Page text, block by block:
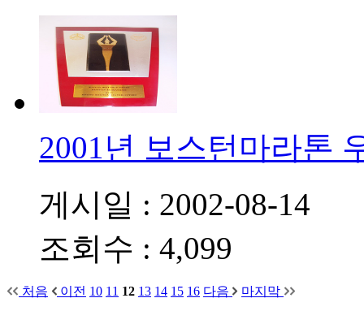
2001년 보스턴마라톤
게시일 : 2002-08-14
조회수 : 4,099
처음 이전 10 11 12 13 14 15 16 다음 마지막